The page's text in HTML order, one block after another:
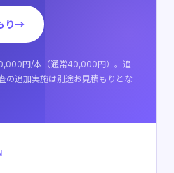
り
円/本（通常40,000円）。追
の追加実施は別途お見積もりとな